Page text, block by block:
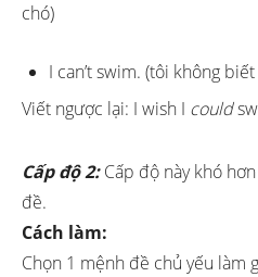
chó)
I can’t swim. (tôi không
Viết ngược lại: I wish I could
Cấp độ 2:Cấp độ này khó
đề.
Cách làm:
Chọn 1 mệnh đề chủ yếu làm